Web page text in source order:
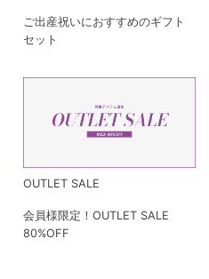
ご出産祝いにおすすめのギフト
セット
OUTLET SALE
会員様限定！OUTLET SALE
80%OFF